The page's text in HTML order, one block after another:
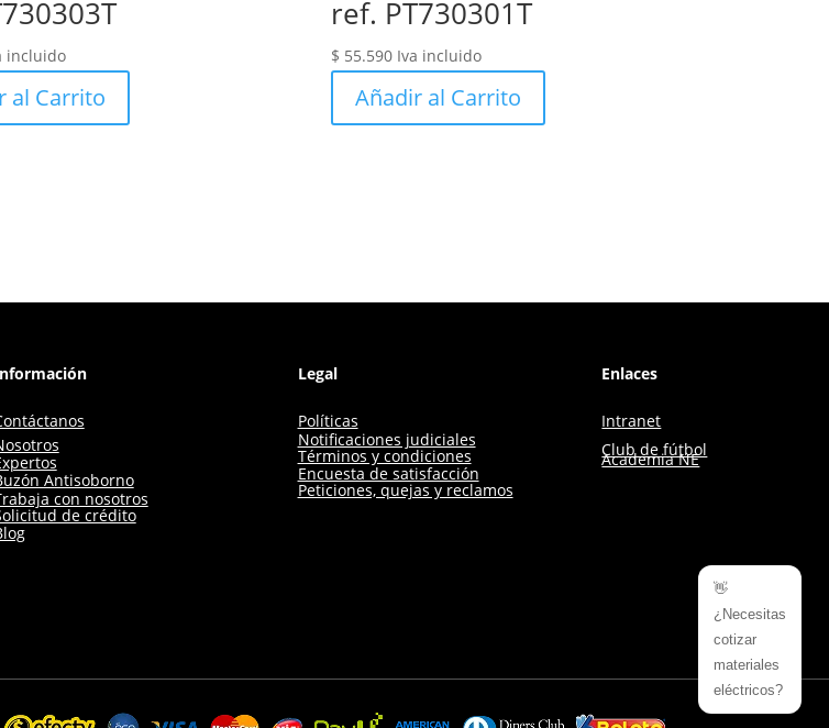
incluido
al Carrito
ref. PT730301T
$ 55.590 Iva incluido
Añadir al Carrito
Antisoborno
con nosotros
de crédito
Legal
Políticas
Notificaciones judiciales
Términos y condiciones
Encuesta de satisfacción
Peticiones, quejas y reclamos
Enlaces
Intranet
Club de fútbol
Academia NE
👋
¿Necesitas
cotizar
materiales
eléctricos?